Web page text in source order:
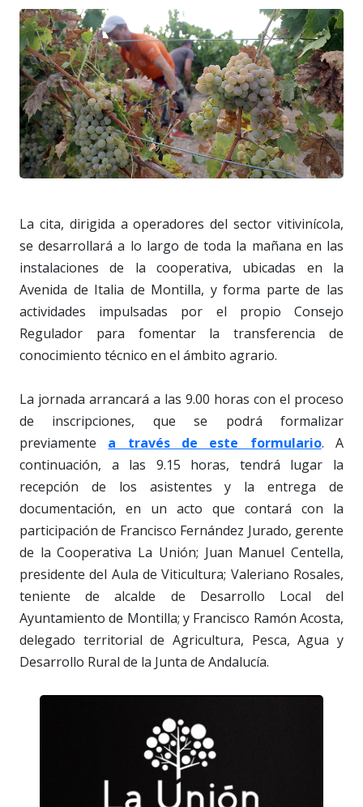
La cita, dirigida a operadores del sector vitivinícola,
se desarrollará a lo largo de toda la mañana en las
instalaciones de la cooperativa, ubicadas en la
Avenida de Italia de Montilla, y forma parte de las
actividades impulsadas por el propio Consejo
Regulador para fomentar la transferencia de
conocimiento técnico en el ámbito agrario.
La jornada arrancará a las 9.00 horas con el proceso
de inscripciones, que se podrá formalizar
previamente a través de este formulario. A
continuación, a las 9.15 horas, tendrá lugar la
recepción de los asistentes y la entrega de
documentación, en un acto que contará con la
participación de Francisco Fernández Jurado, gerente
de la Cooperativa La Unión; Juan Manuel Centella,
presidente del Aula de Viticultura; Valeriano Rosales,
teniente de alcalde de Desarrollo Local del
Ayuntamiento de Montilla; y Francisco Ramón Acosta,
delegado territorial de Agricultura, Pesca, Agua y
Desarrollo Rural de la Junta de Andalucía.